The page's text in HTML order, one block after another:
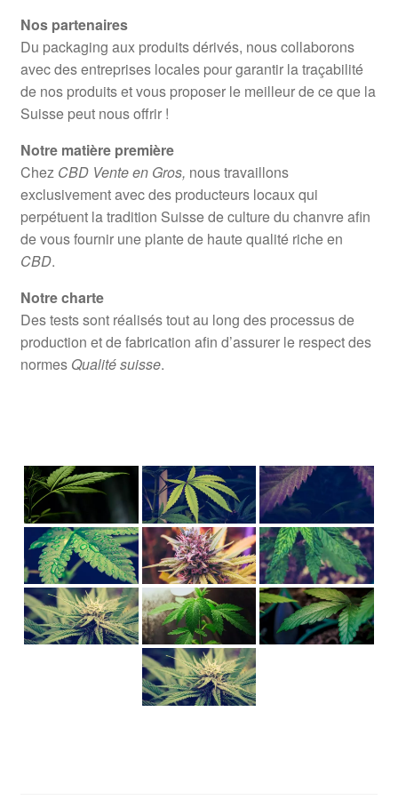
Nos partenaires
Du packaging aux produits dérivés, nous collaborons
avec des entreprises locales pour garantir la traçabilité
de nos produits et vous proposer le meilleur de ce que la
Suisse peut nous offrir !
Notre matière première
Chez CBD Vente en Gros, nous travaillons
exclusivement avec des producteurs locaux qui
perpétuent la tradition Suisse de culture du chanvre afin
de vous fournir une plante de haute qualité riche en
CBD.
Notre charte
Des tests sont réalisés tout au long des processus de
production et de fabrication afin d’assurer le respect des
normes Qualité suisse.